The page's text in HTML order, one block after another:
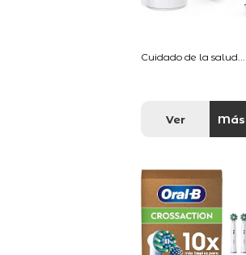
Cuidado de la salud...
Ver